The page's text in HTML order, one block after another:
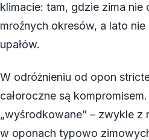
klimacie: tam, gdzie zima nie
mroźnych okresów, a lato
upałów.
W odróżnieniu od opon
całoroczne są
„wyśrodkowane” – zwykle z
w oponach typowo